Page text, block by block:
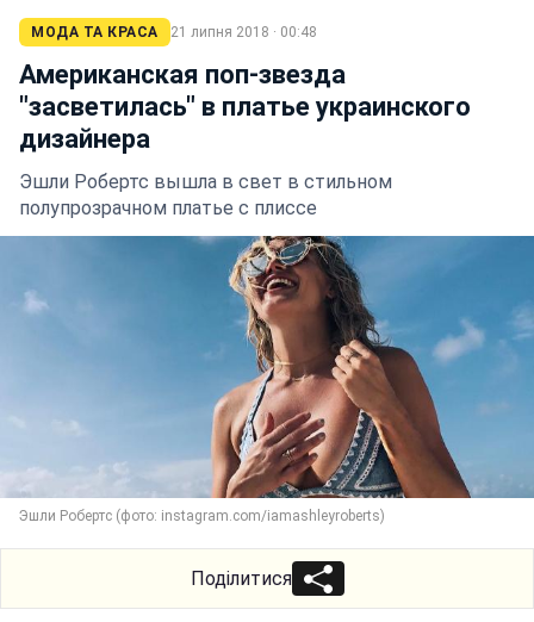
МОДА ТА КРАСА 21 липня 2018 · 00:48
Американская поп-звезда
"засветилась" в платье украинского
дизайнера
Эшли Робертс вышла в свет в стильном
полупрозрачном платье с плиссе
Эшли Робертс (фото: instagram.com/iamashleyroberts)
Поділитися